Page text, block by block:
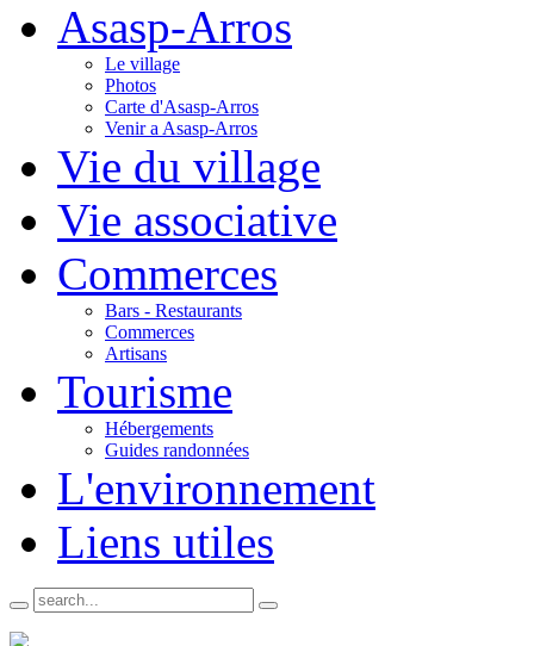
Asasp-Arros
Le village
Photos
Carte d'Asasp-Arros
Venir a Asasp-Arros
Vie du village
Vie associative
Commerces
Bars - Restaurants
Commerces
Artisans
Tourisme
Hébergements
Guides randonnées
L'environnement
Liens utiles